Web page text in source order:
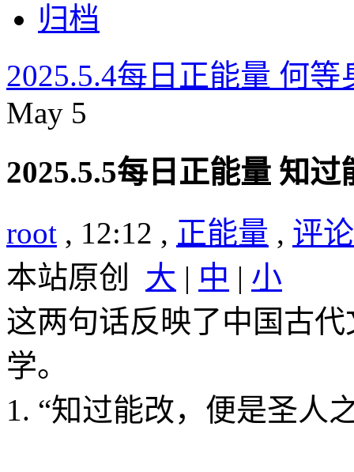
归档
2025.5.4每日正能量 何
May 5
2025.5.5每日正能量 知
root , 12:12 , 正能量 , 评
本站原创
大 | 中 | 小
这两句话反映了中国古
学。
1. “知过能改，便是圣人